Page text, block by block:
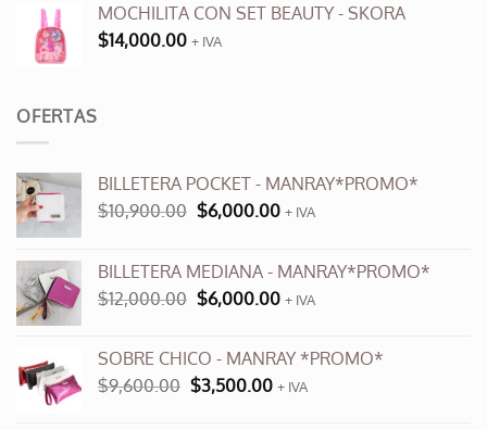
MOCHILITA CON SET BEAUTY - SKORA
$14,000.00 + IVA
OFERTAS
BILLETERA POCKET - MANRAY*PROMO*
$10,900.00 El
era:
$10,900.00.
$6,000.00El
es:
$6,000.00.
+ IVA
BILLETERA MEDIANA - MANRAY*PROMO*
$12,000.00 El
era:
$12,000.00.
$6,000.00El
es:
$6,000.00.
+ IVA
SOBRE CHICO - MANRAY *PROMO*
$9,600.00 El
$3,500.00El+ IVA